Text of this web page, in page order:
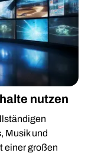
nutzen
Musik und
einer großen